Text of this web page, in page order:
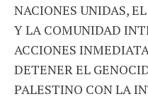
NACIONES UNIDAS,
Y LA COMUNIDAD
ACCIONES
DETENER EL
PALESTINO CON LA